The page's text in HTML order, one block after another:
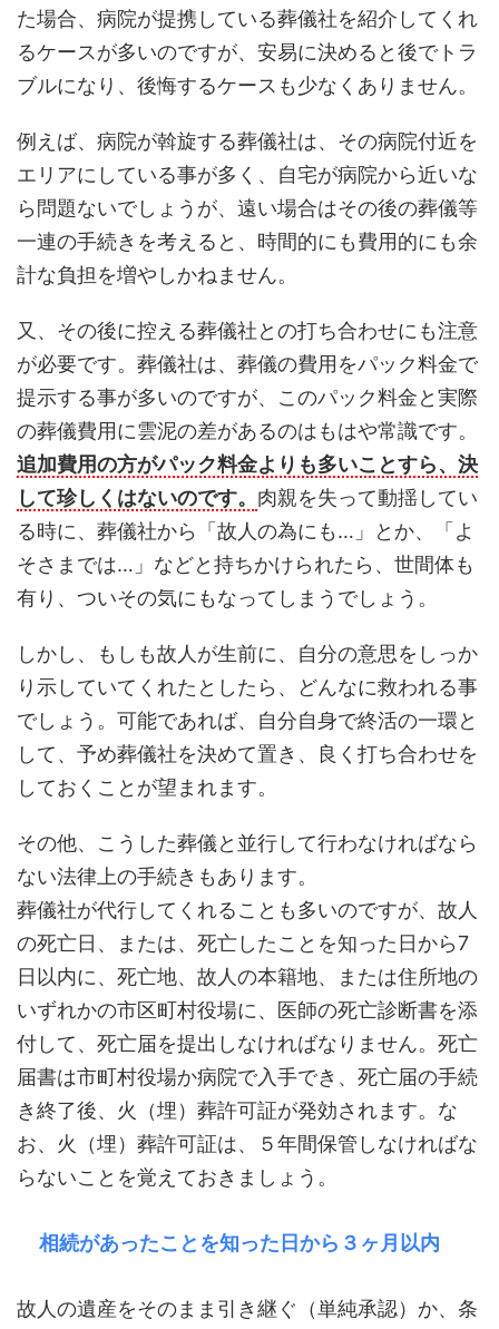
た場合、病院が提携している葬儀社を紹介してくれ
るケースが多いのですが、安易に決めると後でトラ
ブルになり、後悔するケースも少なくありません。
例えば、病院が斡旋する葬儀社は、その病院付近を
エリアにしている事が多く、自宅が病院から近いな
ら問題ないでしょうが、遠い場合はその後の葬儀等
一連の手続きを考えると、時間的にも費用的にも余
計な負担を増やしかねません。
又、その後に控える葬儀社との打ち合わせにも注意
が必要です。葬儀社は、葬儀の費用をパック料金で
提示する事が多いのですが、このパック料金と実際
の葬儀費用に雲泥の差があるのはもはや常識です。
追加費用の方がパック料金よりも多いことすら、決
して珍しくはないのです。 肉親を失って動揺してい
る時に、葬儀社から「故人の為にも…」とか、「よ
そさまでは…」などと持ちかけられたら、世間体も
有り、ついその気にもなってしまうでしょう。
しかし、もしも故人が生前に、自分の意思をしっか
り示していてくれたとしたら、どんなに救われる事
でしょう。可能であれば、自分自身で終活の一環と
して、予め葬儀社を決めて置き、良く打ち合わせを
しておくことが望まれます。
その他、こうした葬儀と並行して行わなければなら
ない法律上の手続きもあります。
葬儀社が代行してくれることも多いのですが、故人
の死亡日、または、死亡したことを知った日から7
日以内に、死亡地、故人の本籍地、または住所地の
いずれかの市区町村役場に、医師の死亡診断書を添
付して、死亡届を提出しなければなりません。死亡
届書は市町村役場か病院で入手でき、死亡届の手続
き終了後、火（埋）葬許可証が発効されます。な
お、火（埋）葬許可証は、５年間保管しなければな
らないことを覚えておきましょう。
相続があったことを知った日から３ヶ月以内
故人の遺産をそのまま引き継ぐ（単純承認）か、条